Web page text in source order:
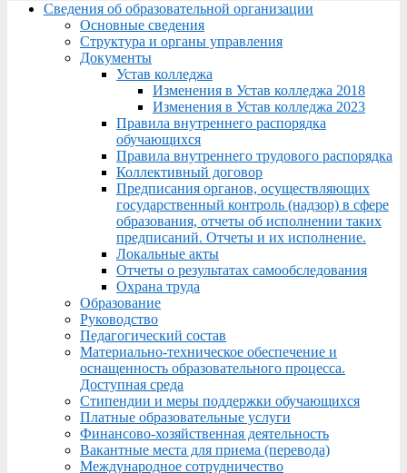
Menu
Сведения об образовательной организации
Основные сведения
Структура и органы управления
Документы
Устав колледжа
Изменения в Устав колледжа 2018
Изменения в Устав колледжа 2023
Правила внутреннего распорядка
обучающихся
Правила внутреннего трудового распорядка
Коллективный договор
Предписания органов, осуществляющих
государственный контроль (надзор) в сфере
образования, отчеты об исполнении таких
предписаний. Отчеты и их исполнение.
Локальные акты
Отчеты о результатах самообследования
Охрана труда
Образование
Руководство
Педагогический состав
Материально-техническое обеспечение и
оснащенность образовательного процесса.
Доступная среда
Стипендии и меры поддержки обучающихся
Платные образовательные услуги
Финансово-хозяйственная деятельность
Вакантные места для приема (перевода)
Международное сотрудничество